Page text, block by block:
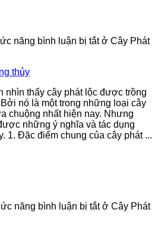
năng bình luận bị tắtở Cây Phát
nhìn thấy cây phát lộc được trồng
nó là một trong những loại cây
chuộng nhất hiện nay. Nhưng
những ý nghĩa và tác dụng
1. Đặc điểm chung của cây phát ...
năng bình luận bị tắtở Cây Phát